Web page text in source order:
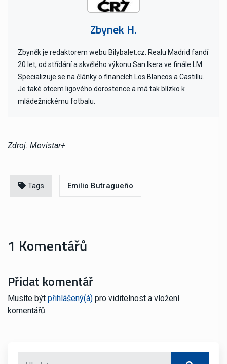
Zbynek H.
Zbyněk je redaktorem webu Bilybalet.cz. Realu Madrid fandí
20 let, od střídání a skvělého výkonu San Ikera ve finále LM.
Specializuje se na články o financích Los Blancos a Castillu.
Je také otcem ligového dorostence a má tak blízko k
mládežnickému fotbalu.
Zdroj: Movistar+
Tags Emilio Butragueño
1 Komentářů
Přidat komentář
Musíte být přihlášený(á) pro viditelnost a vložení
komentářů.